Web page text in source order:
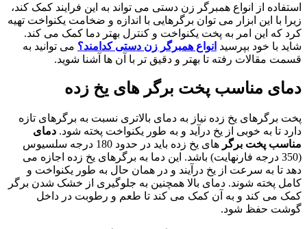
استفاده از انواع همبرگر زن دستی می تواند به این فرایند کمک کند،
زیرا با این ابزار می توان برگرهایی با اندازه و ضخامت یکنواخت تهیه
کرد که این امر به پخت یکنواخت و کنترل بهتر دما کمک می کند.
شاید با خود بپرسید انواع همبرگر زن دستی کدامند؟ می توانید به
قسمت مقالات رفته تا بهتر و دقیق تر با آن ها آشنا شوید.
دمای مناسب پخت برگر های یخ زده
پخت برگرهای یخ زده نیاز به دمای بالاتری نسبت به برگرهای تازه
دارد تا به خوبی از یخ درآید و به طور یکنواخت پخته شود. دمای
مناسب پخت برگر
های یخ زده باید در حدود 180 درجه سلسیوس
(350 درجه فارنهایت) باشد. این دما به برگرهای یخ زده اجازه می
دهد تا به سرعت از یخ درآیند و در همان حال به طور یکنواخت و
کامل پخته شوند. دمای بالا همچنین به جلوگیری از خشک شدن برگر
کمک می کند و به آن کمک می کند تا طعم و رطوبت در داخل
گوشت حفظ شود.